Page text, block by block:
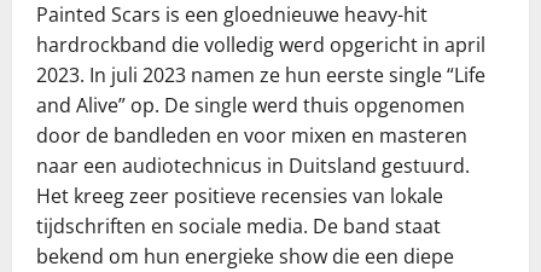
Painted Scars is een gloednieuwe heavy-hit
hardrockband die volledig werd opgericht in april
2023. In juli 2023 namen ze hun eerste single “Life
and Alive” op. De single werd thuis opgenomen
door de bandleden en voor mixen en masteren
naar een audiotechnicus in Duitsland gestuurd.
Het kreeg zeer positieve recensies van lokale
tijdschriften en sociale media. De band staat
bekend om hun energieke show die een diepe